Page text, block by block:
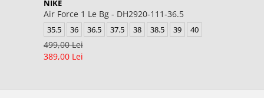
NIKE
Air Force 1 Le Bg - DH2920-111-36.5
35.5 36 36.5 37.5 38 38.5 39 40
499,00 Lei
389,00 Lei